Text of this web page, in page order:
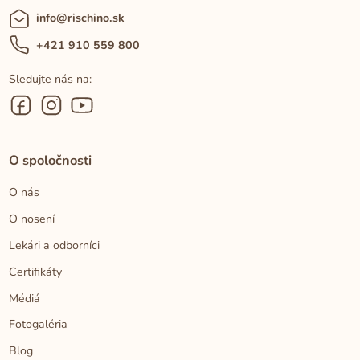
info@rischino.sk
+421 910 559 800
Sledujte nás na:
O spoločnosti
O nás
O nosení
Lekári a odborníci
Certifikáty
Médiá
Fotogaléria
Blog